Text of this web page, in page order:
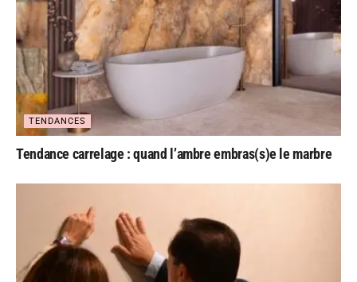
TENDANCES
Tendance carrelage : quand l’ambre embras(s)e le marbre